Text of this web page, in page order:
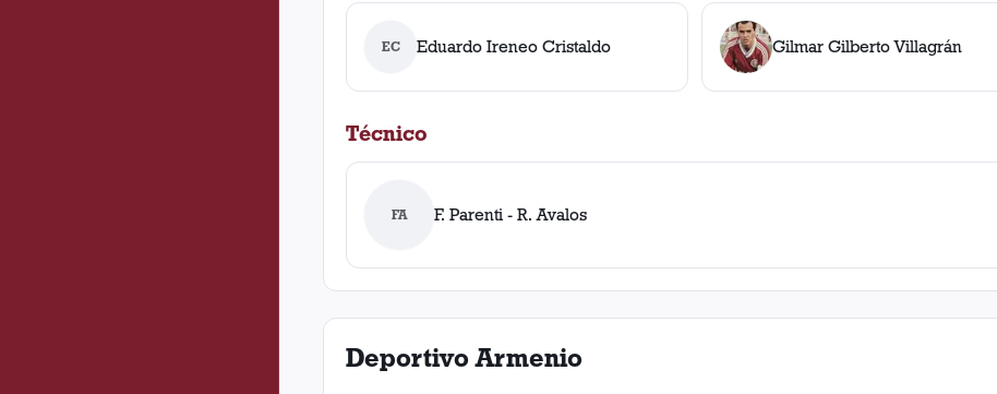
EC Eduardo Ireneo Cristaldo Gilmar Gilberto Villagrán
Técnico
FA F. Parenti - R. Avalos
Deportivo Armenio